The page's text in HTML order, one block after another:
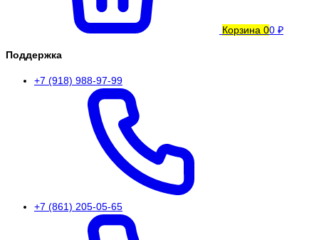
Корзина 00 ₽
Поддержка
+7 (918) 988-97-99
+7 (861) 205-05-65